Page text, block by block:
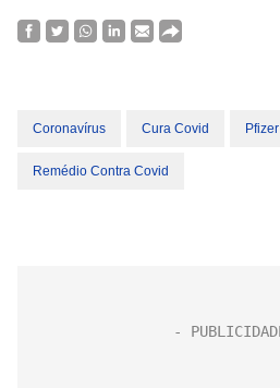
Coronavírus Cura Covid Pfizer
Remédio Contra Covid